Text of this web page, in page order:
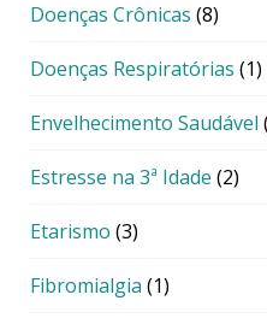
Doenças Crônicas (8)
Doenças Respiratórias (1)
Envelhecimento Saudável
Estresse na 3ª Idade (2)
Etarismo (3)
Fibromialgia (1)